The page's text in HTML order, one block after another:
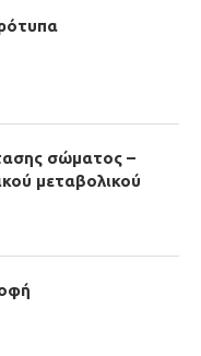
σώματος –
μεταβολικού